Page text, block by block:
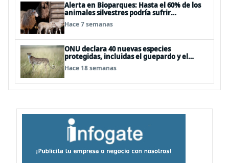
Alerta en Bioparques: Hasta el 60% de los
animales silvestres podría sufrir
desnutrición por dietas mal formuladas
Hace 7 semanas
ONU declara 40 nuevas especies
protegidas, incluidas el guepardo y el
tiburón martillo
Hace 18 semanas